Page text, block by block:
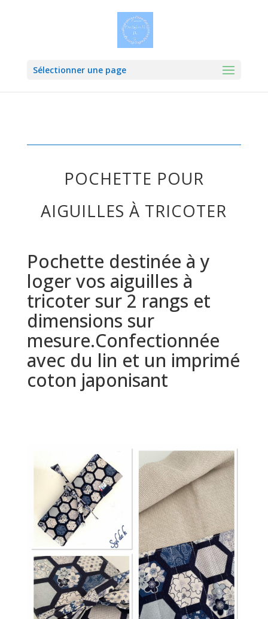
Sélectionner une page
POCHETTE POUR
AIGUILLES À TRICOTER
Pochette destinée à y
loger vos aiguilles à
tricoter sur 2 rangs et
dimensions sur
mesure.Confectionnée
avec du lin et un imprimé
coton japonisant